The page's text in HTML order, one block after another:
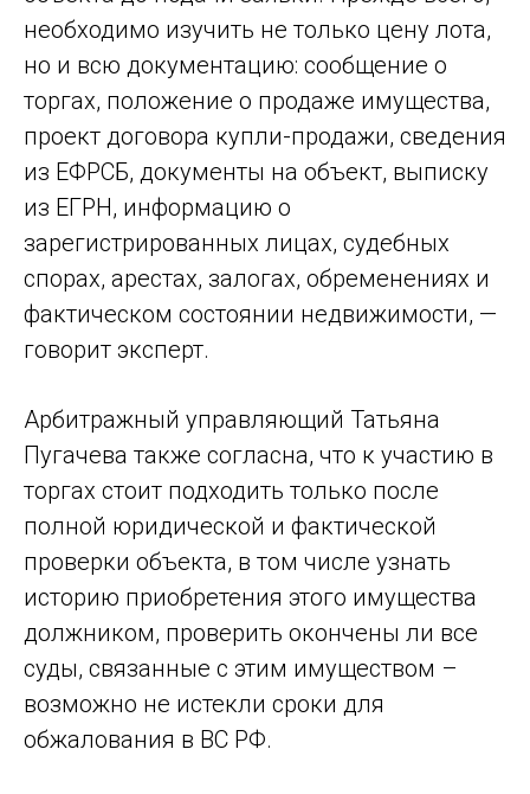
необходимо изучить не только цену лота,
но и всю документацию: сообщение о
торгах, положение о продаже имущества,
проект договора купли-продажи, сведения
из ЕФРСБ, документы на объект, выписку
из ЕГРН, информацию о
зарегистрированных лицах, судебных
спорах, арестах, залогах, обременениях и
фактическом состоянии недвижимости, —
говорит эксперт.
Арбитражный управляющий Татьяна
Пугачева также согласна, что к участию в
торгах стоит подходить только после
полной юридической и фактической
проверки объекта, в том числе узнать
историю приобретения этого имущества
должником, проверить окончены ли все
суды, связанные с этим имуществом –
возможно не истекли сроки для
обжалования в ВС РФ.